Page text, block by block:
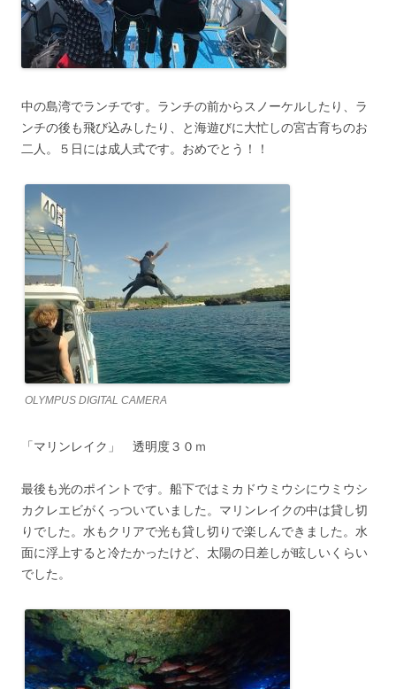
中の島湾でランチです。ランチの前からスノーケルしたり、ラ
ンチの後も飛び込みしたり、と海遊びに大忙しの宮古育ちのお
二人。５日には成人式です。おめでとう！！
OLYMPUS DIGITAL CAMERA
「マリンレイク」 透明度３０ｍ
最後も光のポイントです。船下ではミカドウミウシにウミウシ
カクレエビがくっついていました。マリンレイクの中は貸し切
りでした。水もクリアで光も貸し切りで楽しんできました。水
面に浮上すると冷たかったけど、太陽の日差しが眩しいくらい
でした。